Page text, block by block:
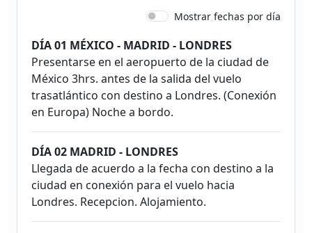
Mostrar fechas por día
DÍA 01 MÉXICO - MADRID - LONDRES
Presentarse en el aeropuerto de la ciudad de
México 3hrs. antes de la salida del vuelo
trasatlántico con destino a Londres. (Conexión
en Europa) Noche a bordo.
DÍA 02 MADRID - LONDRES
Llegada de acuerdo a la fecha con destino a la
ciudad en conexión para el vuelo hacia
Londres. Recepcion. Alojamiento.